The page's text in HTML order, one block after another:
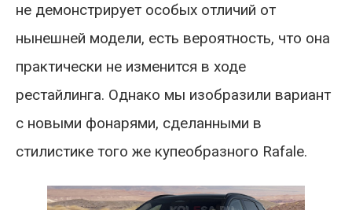
не демонстрирует особых отличий от
нынешней модели, есть вероятность, что она
практически не изменится в ходе
рестайлинга. Однако мы изобразили вариант
с новыми фонарями, сделанными в
стилистике того же купеобразного Rafale.